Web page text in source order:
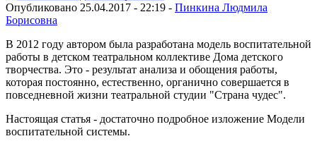
Опубликовано 25.04.2017 - 22:19 - Пинкина Людмила
Борисовна
В 2012 году автором была разработана модель воспитательной
работы в детском театральном коллективе Дома детского
творчества. Это - результат анализа и обощения работы,
которая постоянно, естественно, органично совершается в
повседневной жизни театральной студии "Страна чудес".
Настоящая статья - достаточно подробное изложение Модели
воспитательной системы.